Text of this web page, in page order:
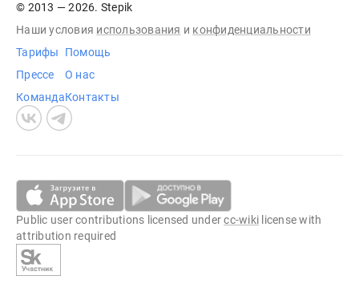
© 2013 — 2026. Stepik
Наши условия использования и конфиденциальности
Тарифы
Прессе
Команда
Помощь
О нас
Контакты
Public user contributions licensed undercc-wiki license with
attribution required